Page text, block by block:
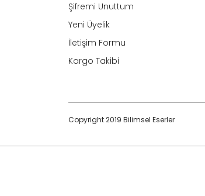
Şifremi Unuttum
Yeni Üyelik
İletişim Formu
Kargo Takibi
Copyright 2019 Bilimsel Eserler